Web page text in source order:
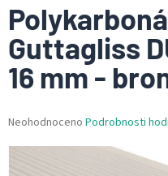
Guttagliss
16 mm -
Průměrné
Neohodnoceno Podrobnosti